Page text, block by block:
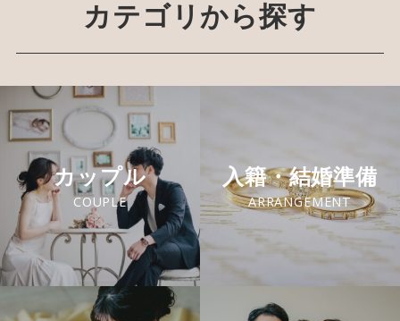
カテゴリから探す
カップル
COUPLE
入籍・結婚準備
ARRANGEMENT